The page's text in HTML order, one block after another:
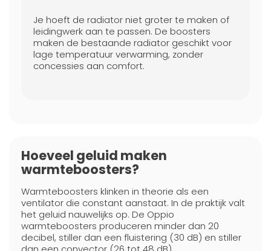
Je hoeft de radiator niet groter te maken of
leidingwerk aan te passen. De boosters
maken de bestaande radiator geschikt voor
lage temperatuur verwarming, zonder
concessies aan comfort.
Hoeveel geluid maken
warmteboosters?
Warmteboosters klinken in theorie als een
ventilator die constant aanstaat. In de praktijk valt
het geluid nauwelijks op. De Oppio
warmteboosters produceren minder dan 20
decibel, stiller dan een fluistering (30 dB) en stiller